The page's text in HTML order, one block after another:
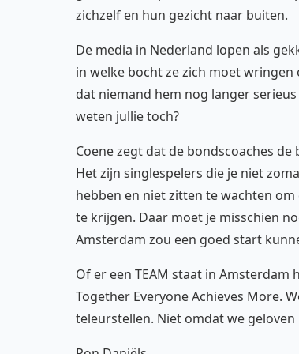
zichzelf en hun gezicht naar buiten.
De media in Nederland lopen als
in welke bocht ze zich moet
dat niemand hem nog langer
weten jullie toch?
Coene zegt dat de bondscoaches
Het zijn singlespelers die je niet
hebben en niet zitten te wachten
te krijgen. Daar moet je misschien
Amsterdam zou een goed start
Of er een TEAM staat in Amsterdam
Together Everyone Achieves More.
teleurstellen. Niet omdat we